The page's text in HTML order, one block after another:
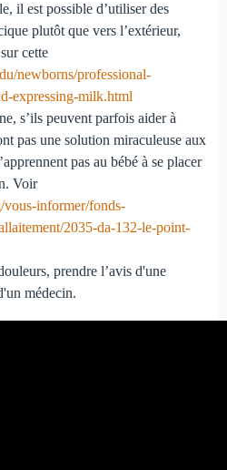
il est possible d’utiliser des
plutôt que vers l’extérieur,
cette
newborns/professional-
expressing-milk.html
s’ils peuvent parfois aider à
pas une solution miraculeuse aux
pas au bébé à se placer
Voir
informer/fonds-
2035-da-132-le-point-
prendre l’avis d'une
médecin.